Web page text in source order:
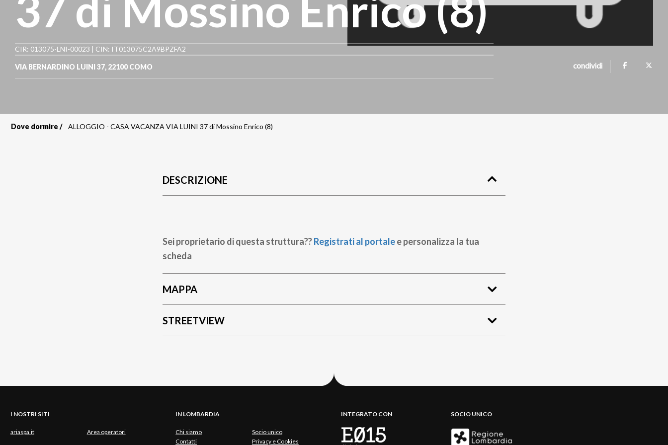
CIR: 013075-LNI-00023 | CIN: IT013075C2A9BPZFA2
VIA BERNARDINO LUINI 37, 22100 COMO condividi
Dove dormire ALLOGGIO - CASA VACANZA VIA LUINI 37 di Mossino Enrico (8)
DESCRIZIONE
Sei proprietario di questa struttura??Registrati al portalee personalizza la tua
scheda
MAPPA
STREETVIEW
I NOSTRI SITI
ariaspa.it Area operatori
IN LOMBARDIA
Chi siamo
Socio unico
Contatti
Privacy e Cookies
INTEGRATO CON SOCIO UNICO